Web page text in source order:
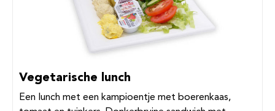
Vegetarische lunch
Een lunch met een kampioentje met boerenkaas,